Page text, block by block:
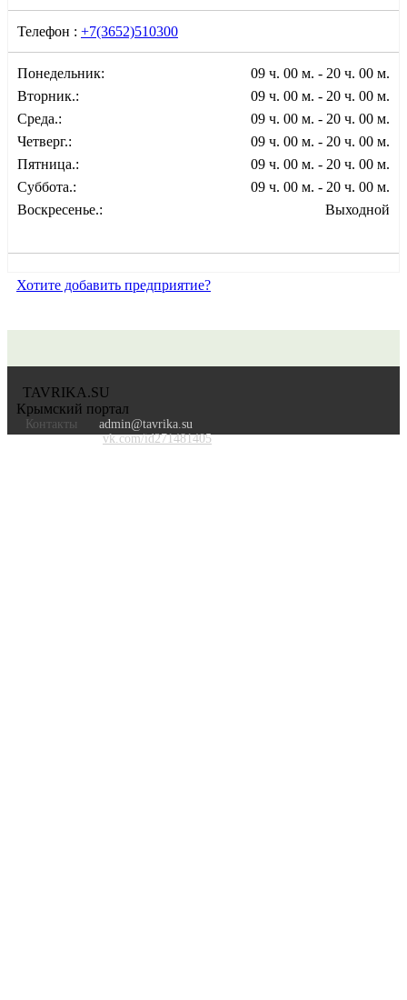
Телефон : +7(3652)510300
Понедельник:
09 ч. 00 м. - 20 ч. 00 м.
Вторник.:
09 ч. 00 м. - 20 ч. 00 м.
Среда.:
09 ч. 00 м. - 20 ч. 00 м.
Четверг.:
09 ч. 00 м. - 20 ч. 00 м.
Пятница.:
09 ч. 00 м. - 20 ч. 00 м.
Суббота.:
09 ч. 00 м. - 20 ч. 00 м.
Воскресенье.:
Выходной
Хотите добавить предприятие?
TAVRIKA.SU
Крымский портал
Контакты
admin@tavrika.su
vk.com/id271481405